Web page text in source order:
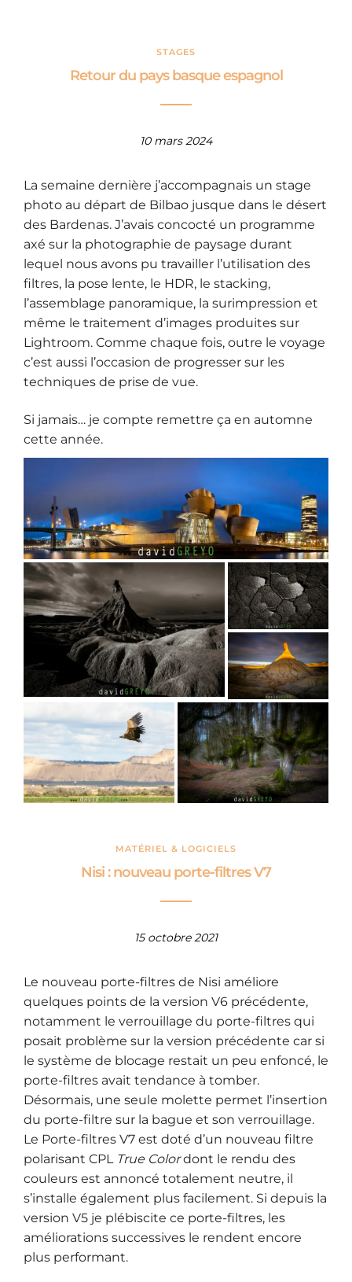
STAGES
Retour du pays basque espagnol
10 mars 2024
La semaine dernière j’accompagnais un stage
photo au départ de Bilbao jusque dans le désert
des Bardenas. J’avais concocté un programme
axé sur la photographie de paysage durant
lequel nous avons pu travailler l’utilisation des
filtres, la pose lente, le HDR, le stacking,
l’assemblage panoramique, la surimpression et
même le traitement d’images produites sur
Lightroom. Comme chaque fois, outre le voyage
c’est aussi l’occasion de progresser sur les
techniques de prise de vue.
Si jamais… je compte remettre ça en automne
cette année.
MATÉRIEL & LOGICIELS
Nisi : nouveau porte-filtres V7
15 octobre 2021
Le nouveau porte-filtres de Nisi améliore
quelques points de la version V6 précédente,
notamment le verrouillage du porte-filtres qui
posait problème sur la version précédente car si
le système de blocage restait un peu enfoncé, le
porte-filtres avait tendance à tomber.
Désormais, une seule molette permet l’insertion
du porte-filtre sur la bague et son verrouillage.
Le Porte-filtres V7 est doté d’un nouveau filtre
polarisant CPL True Colordont le rendu des
couleurs est annoncé totalement neutre, il
s’installe également plus facilement. Si depuis la
version V5 je plébiscite ce porte-filtres, les
améliorations successives le rendent encore
plus performant.